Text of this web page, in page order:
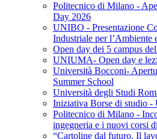
Politecnico di Milano -
Day 2026
UNIBO - Presentazione
Industriale per l’Ambiente
Open day dei 5 campus
UNIUMA- Open day e
Università Bocconi-
Summer School
Università degli Studi
Iniziativa Borse di studio -
Politecnico di Milano -
ingegneria e i nuovi corsi
“Cartoline dal futuro. Il